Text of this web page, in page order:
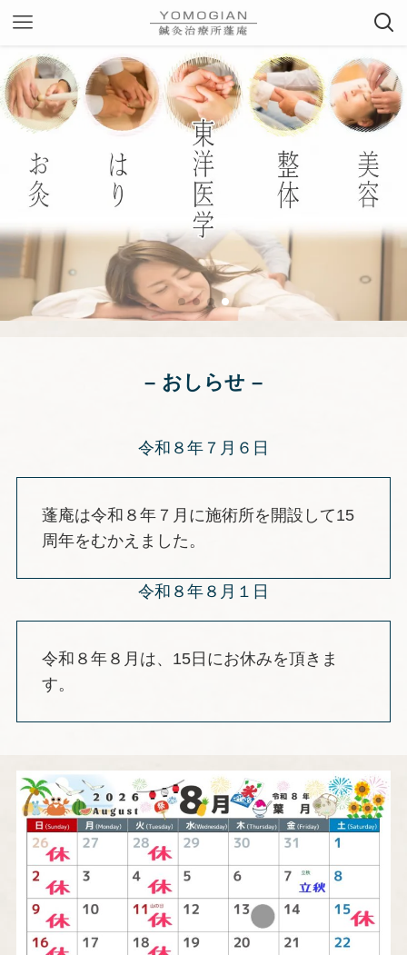
– おしらせ –
令和８年７月６日
蓬庵は令和８年７月に施術所を開設して15
周年をむかえました。
令和８年８月１日
令和８年８月は、15日にお休みを頂きま
す。